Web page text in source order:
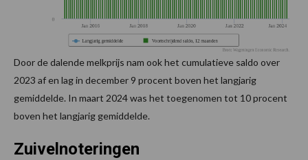
Door de dalende melkprijs nam ook het cumulatieve saldo over
2023 af en lag in december 9 procent boven het langjarig
gemiddelde. In maart 2024 was het toegenomen tot 10 procent
boven het langjarig gemiddelde.
Zuivelnoteringen